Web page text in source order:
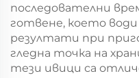
последователни
готвене, което
резултати при
гледна точка на
тези ивици са